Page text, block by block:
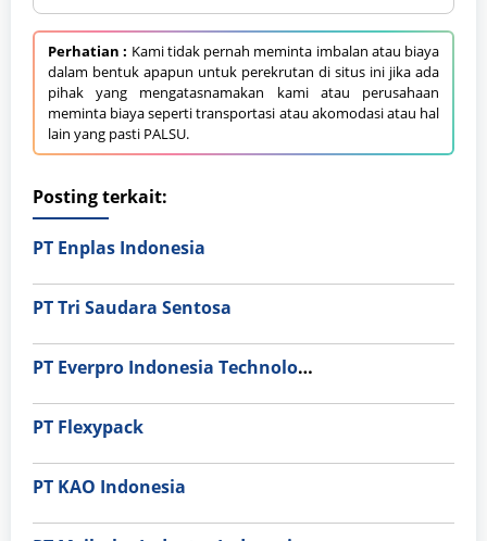
Perhatian : Kami tidak pernah meminta imbalan atau biaya
dalam bentuk apapun untuk perekrutan di situs ini jika ada
pihak yang mengatasnamakan kami atau perusahaan
meminta biaya seperti transportasi atau akomodasi atau hal
lain yang pasti PALSU.
Posting terkait:
PT Enplas Indonesia
PT Tri Saudara Sentosa
PT Everpro Indonesia Technologies
PT Flexypack
PT KAO Indonesia